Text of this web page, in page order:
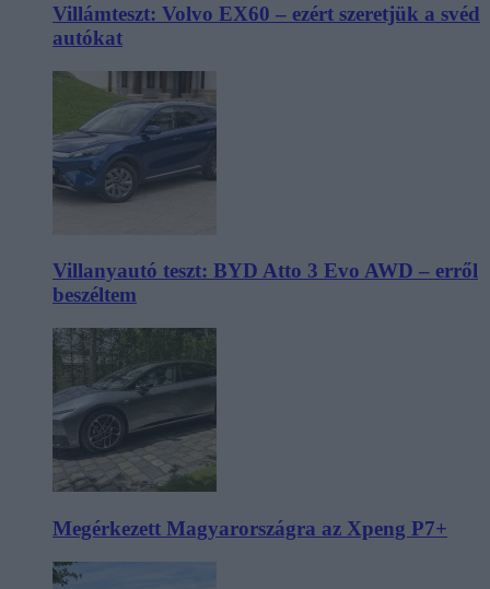
Villámteszt: Volvo EX60 – ezért szeretjük a svéd
autókat
Villanyautó teszt: BYD Atto 3 Evo AWD – erről
beszéltem
Megérkezett Magyarországra az Xpeng P7+